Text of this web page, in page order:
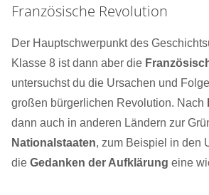
Französische Revolution
Der Hauptschwerpunkt des
Klasse 8 ist dann aber die
untersuchst du die Ursachen und
großen bürgerlichen Revolution. Nach
dann auch in anderen Ländern zur
Nationalstaaten, zum Beispiel in den
die Gedanken der Aufklärung eine